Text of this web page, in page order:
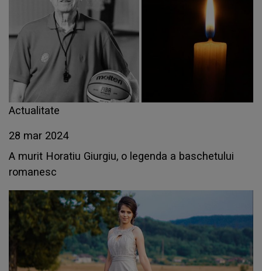
Actualitate
28 mar 2024
A murit Horatiu Giurgiu, o legenda a baschetului
romanesc